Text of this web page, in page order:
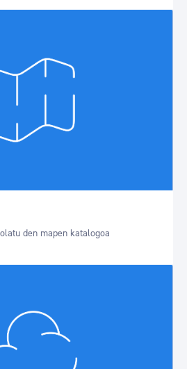
den mapen katalogoa